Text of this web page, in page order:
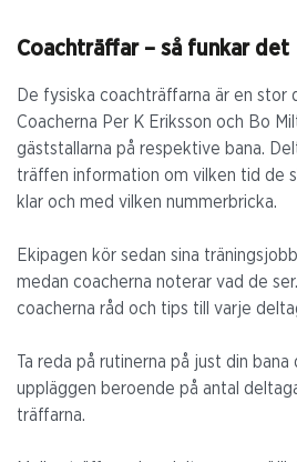
Coachträffar – så funkar det
De fysiska coachträffarna är en stor
Coacherna Per K Eriksson och Bo
gäststallarna på respektive bana.
träffen information om vilken tid de
klar och med vilken nummerbricka.
Ekipagen kör sedan sina
medan coacherna noterar vad de
coacherna råd och tips till varje
Ta reda på rutinerna på just din
uppläggen beroende på antal
träffarna.